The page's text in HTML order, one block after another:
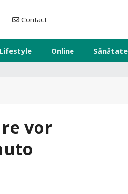
Contact
Lifestyle Online Sănătate
vor